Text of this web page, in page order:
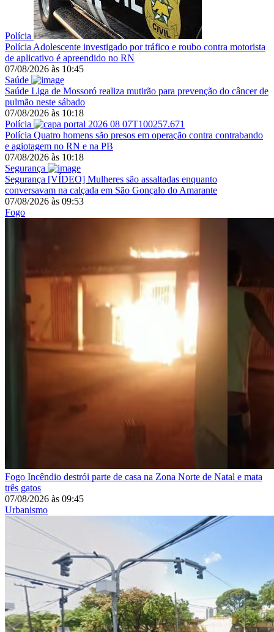
Polícia
Polícia Adolescente investigado por tráfico e roubo contra motorista
de aplicativo é apreendido no RN
07/08/2026 às 10:45
Saúde
Saúde Liga de Mossoró realiza mutirão para prevenção do câncer de
pulmão neste sábado
07/08/2026 às 10:18
Polícia
Polícia Quatro homens são presos em operação contra contrabando
e agiotagem no RN e na PB
07/08/2026 às 10:18
Segurança
Segurança [VÍDEO] Mulheres são assaltadas enquanto
conversavam na calçada em São Gonçalo do Amarante
07/08/2026 às 09:53
Fogo
Fogo Incêndio destrói parte de casa na Zona Norte de Natal e mata
três gatos
07/08/2026 às 09:45
Urbanismo